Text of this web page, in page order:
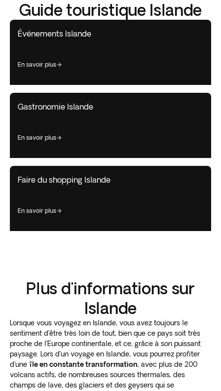
Guide touristique Islande
Événements Islande
en savoir plus
Gastronomie Islande
en savoir plus
Faire du shopping Islande
en savoir plus
Plus d'informations sur
Islande
Lorsque vous voyagez en Islande, vous avez toujours le
sentiment d’être très loin de tout, bien que ce pays soit très
proche de l’Europe continentale, et ce, grâce à son puissant
paysage. Lors d’un voyage en Islande, vous pourrez profiter
d’une île en constante transformation, avec plus de 200
volcans actifs, de nombreuses sources thermales, des
champs de lave, des glaciers et des geysers qui se